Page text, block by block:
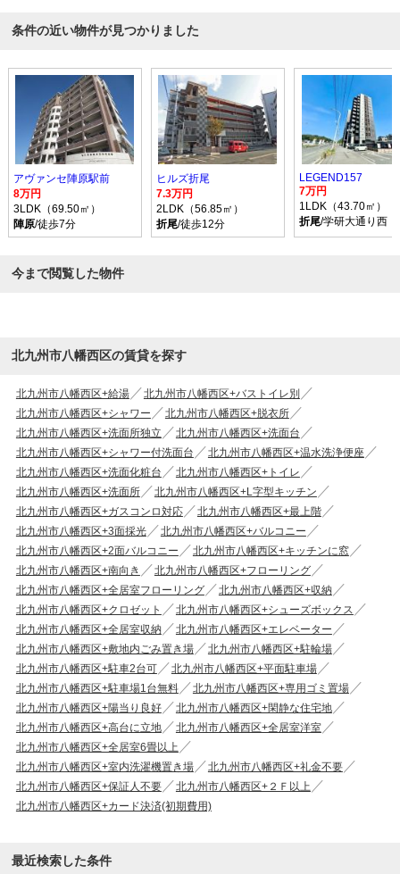
条件の近い物件が見つかりました
アヴァンセ陣原駅前
8万円
3LDK（69.50㎡）
陣原/徒歩7分
ヒルズ折尾
7.3万円
2LDK（56.85㎡）
折尾/徒歩12分
LEGEND157
7万円
1LDK（43.70㎡）
折尾/学研大通り西
今まで閲覧した物件
北九州市八幡西区の賃貸を探す
北九州市八幡西区+給湯
北九州市八幡西区+バストイレ別
北九州市八幡西区+シャワー
北九州市八幡西区+脱衣所
北九州市八幡西区+洗面所独立
北九州市八幡西区+洗面台
北九州市八幡西区+シャワー付洗面台
北九州市八幡西区+温水洗浄便座
北九州市八幡西区+洗面化粧台
北九州市八幡西区+トイレ
北九州市八幡西区+洗面所
北九州市八幡西区+L字型キッチン
北九州市八幡西区+ガスコンロ対応
北九州市八幡西区+最上階
北九州市八幡西区+3面採光
北九州市八幡西区+バルコニー
北九州市八幡西区+2面バルコニー
北九州市八幡西区+キッチンに窓
北九州市八幡西区+南向き
北九州市八幡西区+フローリング
北九州市八幡西区+全居室フローリング
北九州市八幡西区+収納
北九州市八幡西区+クロゼット
北九州市八幡西区+シューズボックス
北九州市八幡西区+全居室収納
北九州市八幡西区+エレベーター
北九州市八幡西区+敷地内ごみ置き場
北九州市八幡西区+駐輪場
北九州市八幡西区+駐車2台可
北九州市八幡西区+平面駐車場
北九州市八幡西区+駐車場1台無料
北九州市八幡西区+専用ゴミ置場
北九州市八幡西区+陽当り良好
北九州市八幡西区+閑静な住宅地
北九州市八幡西区+高台に立地
北九州市八幡西区+全居室洋室
北九州市八幡西区+全居室6畳以上
北九州市八幡西区+室内洗濯機置き場
北九州市八幡西区+礼金不要
北九州市八幡西区+保証人不要
北九州市八幡西区+２Ｆ以上
北九州市八幡西区+カード決済(初期費用)
最近検索した条件